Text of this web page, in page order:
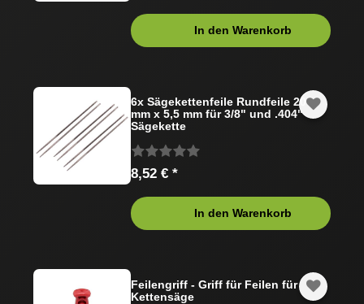
In den Warenkorb
6x Sägekettenfeile Rundfeile 200
mm x 5,5 mm für 3/8" und .404"
Sägekette
8,52 € *
In den Warenkorb
Feilengriff - Griff für Feilen für
Kettensäge